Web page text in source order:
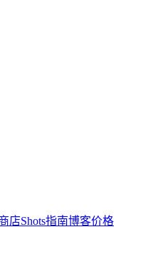
店Shots指南博客价格